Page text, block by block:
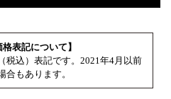
格表記について】
税込）表記です。2021年4月以前
もあります。